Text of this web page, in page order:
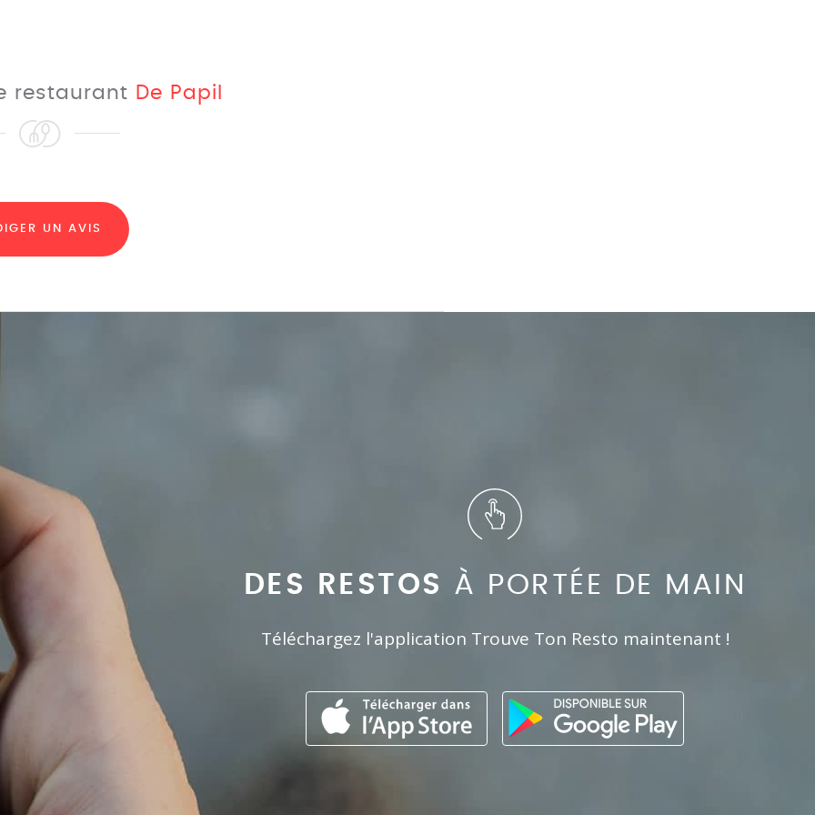
restaurant De Papil
UN AVIS
DES RESTOS À PORTÉE DE MAIN
Téléchargez l'application Trouve Ton Resto maintenant !